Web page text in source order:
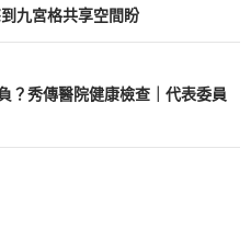
九宮格共享空間盼
？秀傳醫院健康檢查｜代表委員